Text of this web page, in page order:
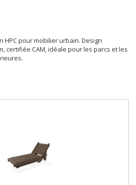
HPC pour mobilier urbain. Design
certifiée CAM, idéale pour les parcs et les